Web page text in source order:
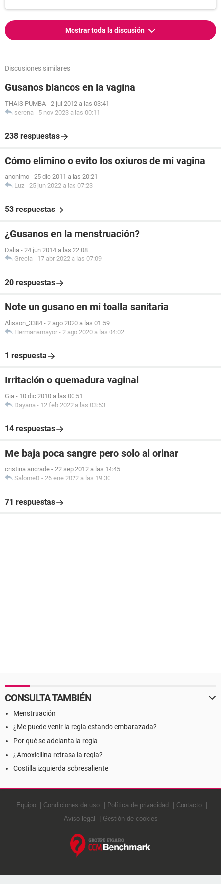
Mostrar toda la discusión
Discusiones similares
Gusanos blancos en la vagina
THAIS PUMBA - 2 jul 2012 a las 03:41
serena - 5 nov 2023 a las 00:11
238 respuestas
Cómo elimino o evito los oxiuros de mi vagina
anonimo - 25 dic 2011 a las 20:21
Luz - 25 jun 2022 a las 07:23
53 respuestas
¿Gusanos en la menstruación?
Dalia - 24 jun 2014 a las 22:08
Grecia - 17 abr 2022 a las 07:09
20 respuestas
Note un gusano en mi toalla sanitaria
Alisson_3384 - 2 ago 2020 a las 01:59
Hermanamayor - 2 ago 2020 a las 04:02
1 respuesta
Irritación o quemadura vaginal
Gia - 10 dic 2010 a las 00:51
Dayana - 12 feb 2022 a las 03:53
14 respuestas
Me baja poca sangre pero solo al orinar
cristina andrade - 22 sep 2012 a las 14:45
SalomeD - 26 ene 2022 a las 19:30
71 respuestas
CONSULTA TAMBIÉN
Menstruación
¿Me puede venir la regla estando embarazada?
Por qué se adelanta la regla
¿Amoxicilina retrasa la regla?
Costilla izquierda sobresaliente
Equipo Condiciones de uso Política de privacidad
Contacto
Aviso legal
Gestión de cookies